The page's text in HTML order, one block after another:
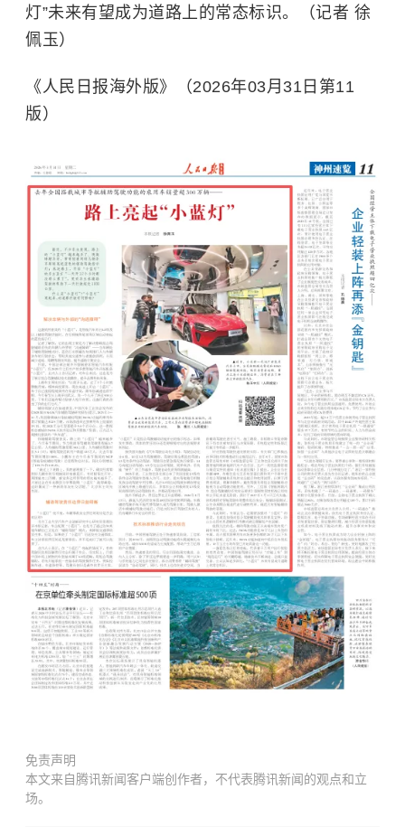
灯”未来有望成为道路上的常态标识。（记者 徐
佩玉）
《人民日报海外版》（2026年03月31日第11
版）
免责声明
本文来自腾讯新闻客户端创作者，不代表腾讯新闻的观点和立
场。